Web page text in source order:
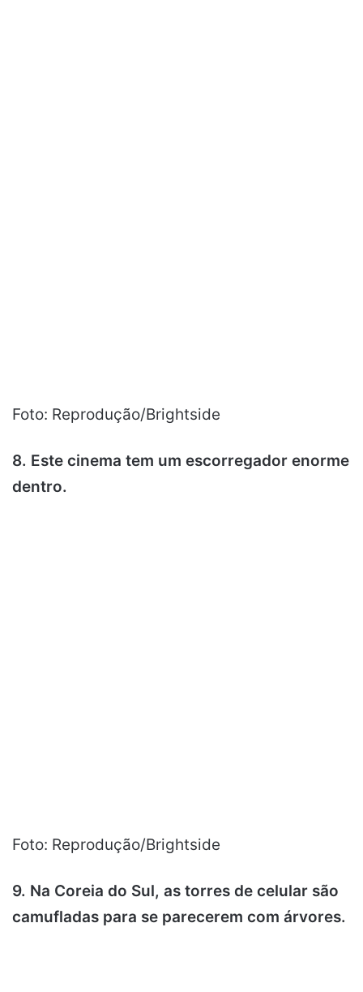
Foto: Reprodução/Brightside
8. Este cinema tem um escorregador enorme
dentro.
Foto: Reprodução/Brightside
9. Na Coreia do Sul, as torres de celular são
camufladas para se parecerem com árvores.